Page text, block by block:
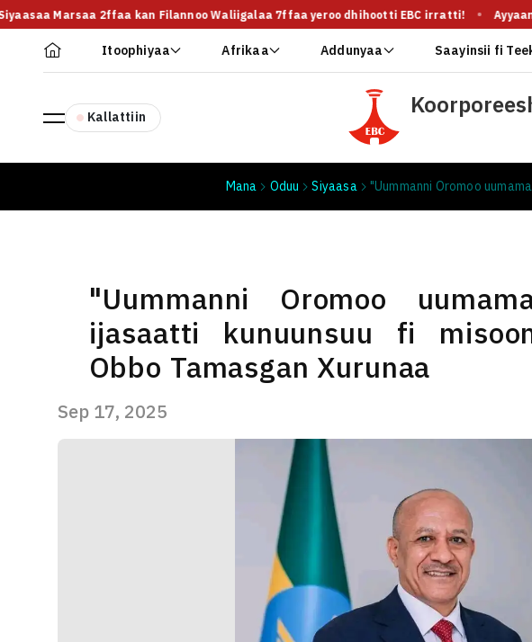
Marsaa 2ffaa kan Filannoo Waliigalaa 7ffaa yeroo dhihootti EBC irratti!
Itoophiyaa Afrikaa Addunyaa Saayinsii fi
Kallattiin
Mana Oduu Siyaasa "Uummanni Oromoo
"Uummanni Oromoo
ijasaatti kunuunsuu fi
Obbo Tamasgan Xurunaa
Sep 17, 2025